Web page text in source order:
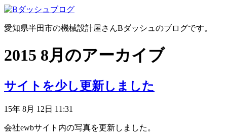
愛知県半田市の機械設計屋さんBダッシュのブログです。
2015 8月のアーカイブ
サイトを少し更新しました
15年 8月 12日 11:31
会社ewbサイト内の写真を更新しました。